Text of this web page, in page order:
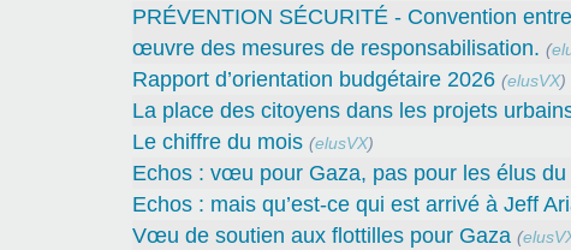
PRÉVENTION SÉCURITÉ - Convention
œuvre des mesures de responsabilisation. (
Rapport d’orientation budgétaire 2026 (elusVX)
La place des citoyens dans les projets
Le chiffre du mois (elusVX)
Echos : vœu pour Gaza, pas pour les élus
Echos : mais qu’est-ce qui est arrivé à Jeff
Vœu de soutien aux flottilles pour Gaza (